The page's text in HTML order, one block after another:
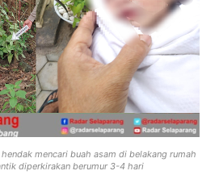
mencari buah asam di belakang rumah
diperkirakan berumur 3-4 hari